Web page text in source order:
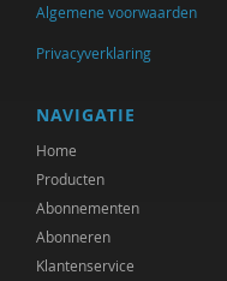
Annika Smit
Susan te Winkel
Jeannette van der
Algemene voorwaarden
Privacyverklaring
NAVIGATIE
Home
Producten
Abonnementen
Abonneren
Klantenservice